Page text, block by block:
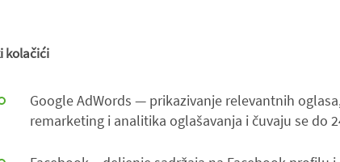
kolačići
Google AdWords — prikazivanje relevantnih
remarketing i analitika oglašavanja i čuvaju se do